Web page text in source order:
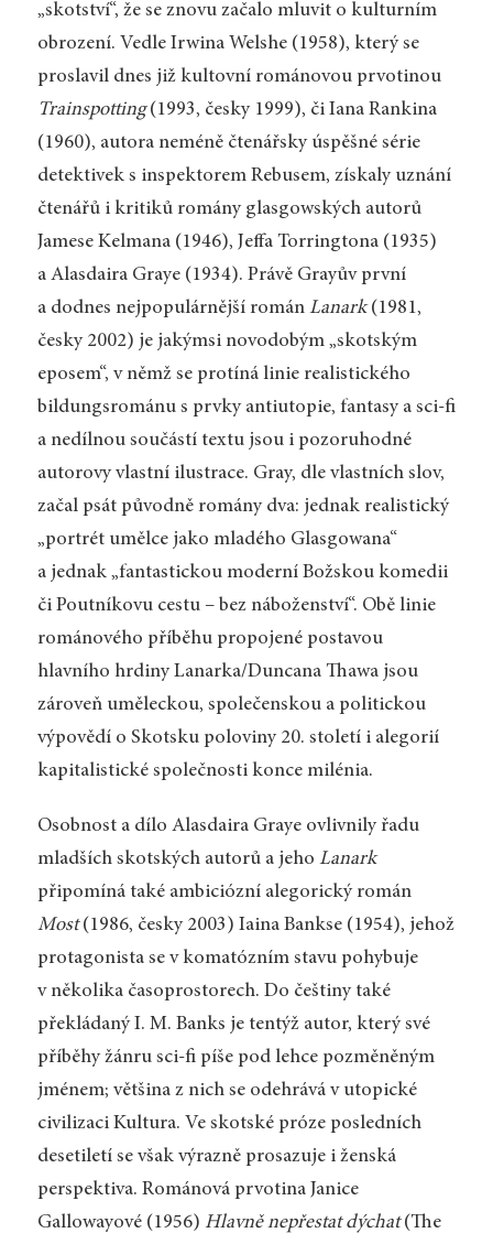
„skotství“, že se znovu začalo mluvit o kulturním
obrození. Vedle Irwina Welshe (1958), který se
proslavil dnes již kultovní románovou prvotinou
Trainspotting(1993, česky 1999), či Iana Rankina
(1960), autora neméně čtenářsky úspěšné série
detektivek s inspektorem Rebusem, získaly uznání
čtenářů i kritiků romány glasgowských autorů
Jamese Kelmana (1946), Jeffa Torringtona (1935)
a Alasdaira Graye (1934). Právě Grayův první
a dodnes nejpopulárnější román Lanark(1981,
česky 2002) je jakýmsi novodobým „skotským
eposem“, v němž se protíná linie realistického
bildungsrománu s prvky antiutopie, fantasy a sci-fi
a nedílnou součástí textu jsou i pozoruhodné
autorovy vlastní ilustrace. Gray, dle vlastních slov,
začal psát původně romány dva: jednak realistický
„portrét umělce jako mladého Glasgowana“
a jednak „fantastickou moderní Božskou komedii
či Poutníkovu cestu – bez náboženství“. Obě linie
románového příběhu propojené postavou
hlavního hrdiny Lanarka/Duncana Thawa jsou
zároveň uměleckou, společenskou a politickou
výpovědí o Skotsku poloviny 20. století i alegorií
kapitalistické společnosti konce milénia.
Osobnost a dílo Alasdaira Graye ovlivnily řadu
mladších skotských autorů a jeho Lanark
připomíná také ambiciózní alegorický román
Most(1986, česky 2003) Iaina Bankse (1954), jehož
protagonista se v komatózním stavu pohybuje
v několika časoprostorech. Do češtiny také
překládaný I. M. Banks je tentýž autor, který své
příběhy žánru sci-fi píše pod lehce pozměněným
jménem; většina z nich se odehrává v utopické
civilizaci Kultura. Ve skotské próze posledních
desetiletí se však výrazně prosazuje i ženská
perspektiva. Románová prvotina Janice
Gallowayové (1956) Hlavně nepřestat dýchat(The